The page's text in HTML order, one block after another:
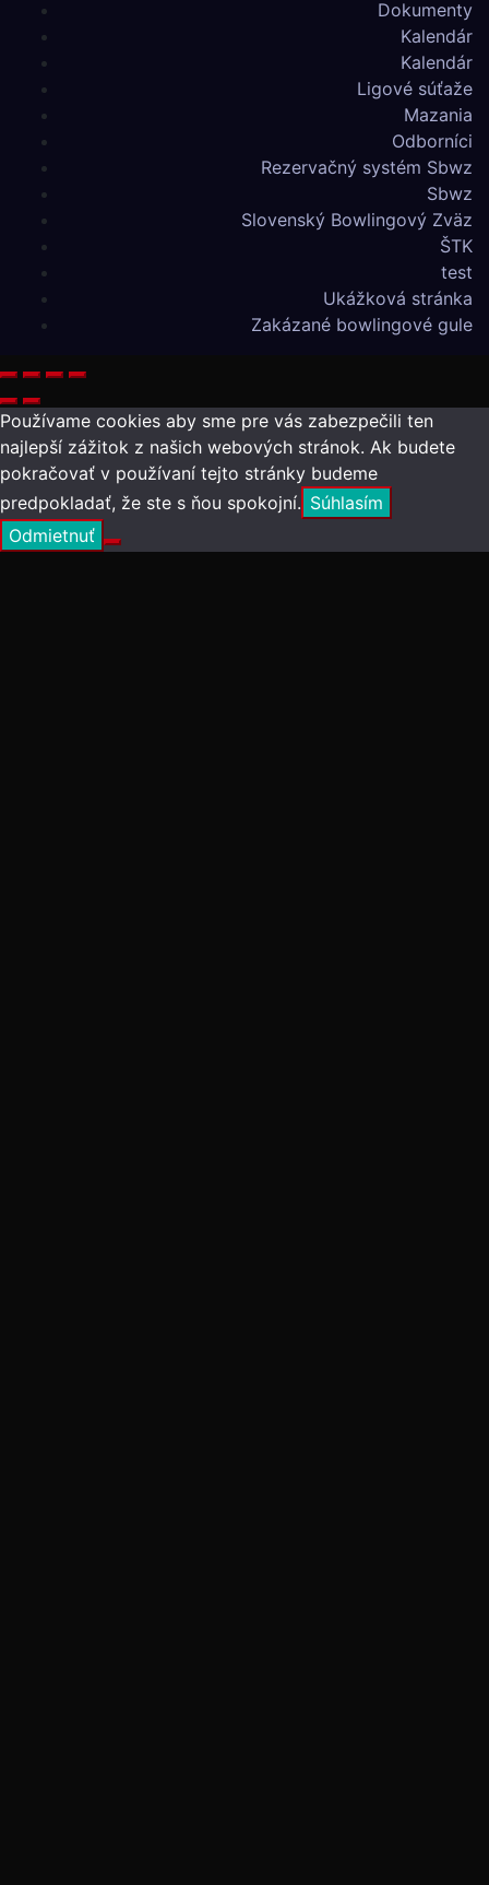
Dokumenty
Kalendár
Kalendár
Ligové súťaže
Mazania
Odborníci
Rezervačný systém Sbwz
Sbwz
Slovenský Bowlingový Zväz
ŠTK
test
Ukážková stránka
Zakázané bowlingové gule
Používame cookies aby sme pre vás zabezpečili ten
najlepší zážitok z našich webových stránok. Ak budete
pokračovať v používaní tejto stránky budeme
predpokladať, že ste s ňou spokojní. Súhlasím
Odmietnuť